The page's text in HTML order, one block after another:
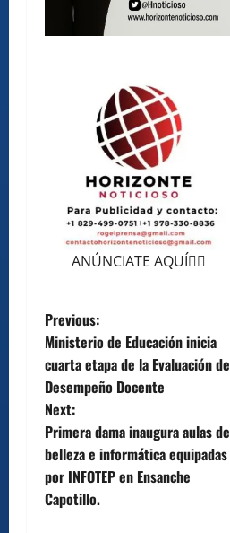
ANÚNCIATE AQUÍ👆🏻
P
o
s
t
n
a
Previous:
Ministerio de Educación inicia
cuarta etapa de la Evaluación de
Desempeño Docente
Next:
Primera dama inaugura aulas de
belleza e informática equipadas
por INFOTEP en Ensanche
Capotillo.